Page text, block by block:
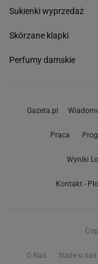
Sukienki wyprzedaż
Skórzane klapki
Perfumy damskie
Gazeta.pl
Praca
Wyniki
Kontakt -
O Nas Staże u nas